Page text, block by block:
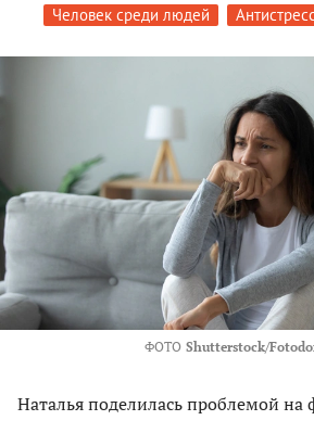
Человек среди людей Антистресс
ФОТО Shutterstock/
Наталья поделилась проблемой на